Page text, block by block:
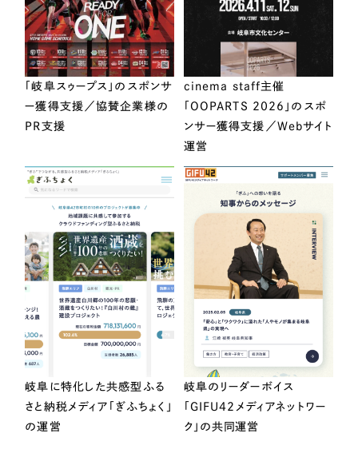
「岐阜スゥープス」のスポンサ
ー獲得支援／協賛企業様の
PR支援
cinema staff主催
「OOPARTS 2026」のスポ
ンサー獲得支援／Webサイト
運営
岐阜に特化した共感型ふる
さと納税メディア「ぎふちょく」
の運営
岐阜のリーダーボイス
「GIFU42メディアネットワー
ク」の共同運営